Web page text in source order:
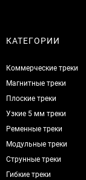
КАТЕГОРИИ
Коммерческие треки
Магнитные треки
Плоские треки
Узкие 5 мм треки
Ременные треки
Модульные треки
Струнные треки
Гибкие треки